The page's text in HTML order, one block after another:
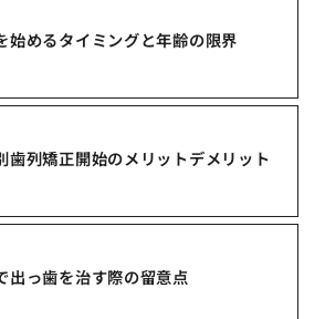
始めるタイミングと年齢の限界
歯列矯正開始のメリットデメリット
出っ歯を治す際の留意点